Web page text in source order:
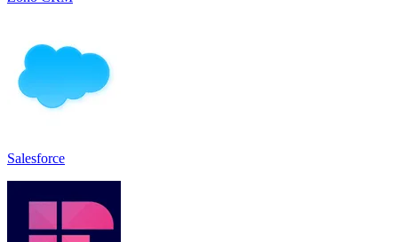
Salesforce